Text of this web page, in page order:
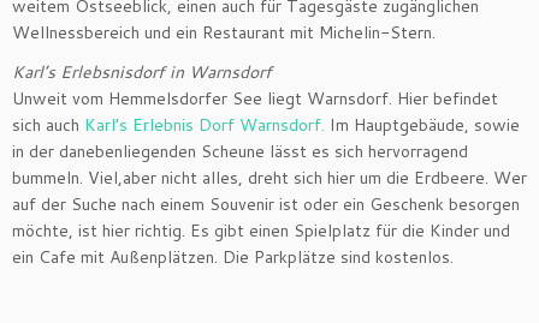
weitem Ostseeblick, einen auch für Tagesgäste zugänglichen
Wellnessbereich und ein Restaurant mit Michelin-Stern.
Karl’s Erlebsnisdorf in Warnsdorf
Unweit vom Hemmelsdorfer See liegt Warnsdorf. Hier befindet
sich auch Karl’s Erlebnis Dorf Warnsdorf. Im Hauptgebäude, sowie
in der danebenliegenden Scheune lässt es sich hervorragend
bummeln. Viel,aber nicht alles, dreht sich hier um die Erdbeere. Wer
auf der Suche nach einem Souvenir ist oder ein Geschenk besorgen
möchte, ist hier richtig. Es gibt einen Spielplatz für die Kinder und
ein Cafe mit Außenplätzen. Die Parkplätze sind kostenlos.